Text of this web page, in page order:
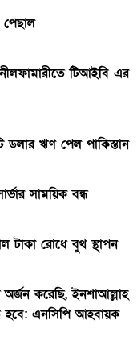
পেছাল
নীলফামারীতে টিআইবি এর
ডলার ঋণ পেল পাকিস্তান
সাময়িক বন্ধ
টাকা রোধে বুথ স্থাপন
করেছি, ইনশাআল্লাহ
হবে: এনসিপি আহবায়ক